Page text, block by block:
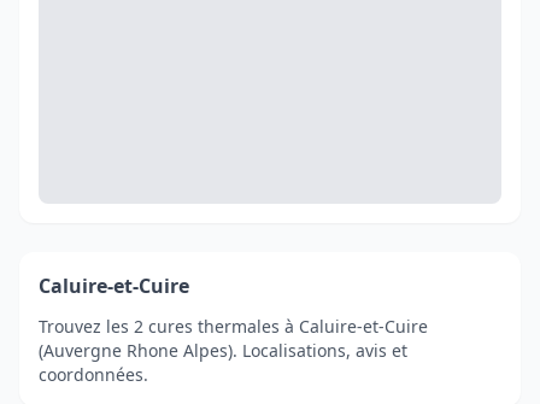
Caluire-et-Cuire
Trouvez les 2 cures thermales à Caluire-et-Cuire
(Auvergne Rhone Alpes). Localisations, avis et
coordonnées.